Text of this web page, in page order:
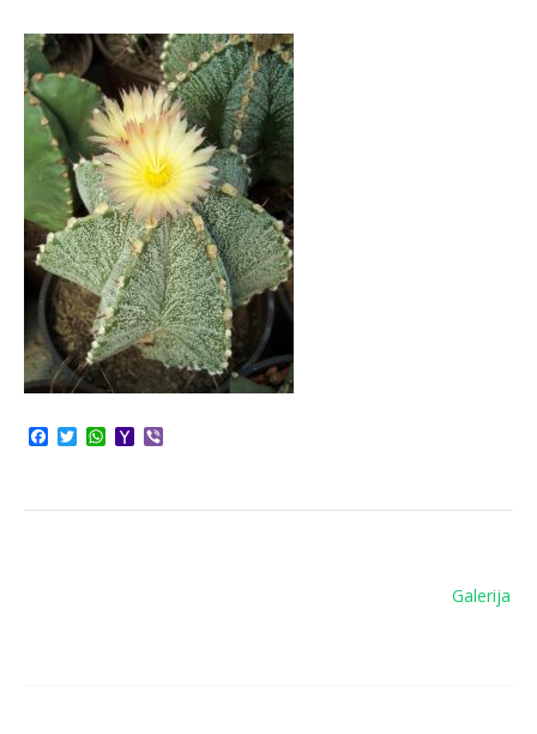
Facebook
TwitterWhatsApp
Yahoo
Galerija